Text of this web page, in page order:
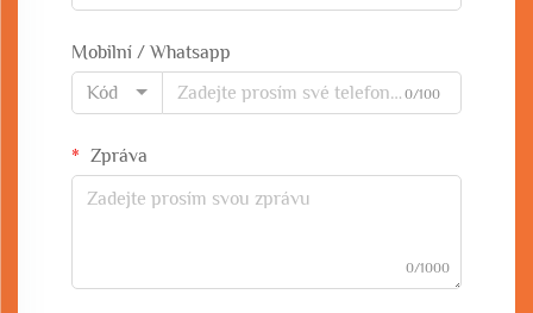
Mobilní / Whatsapp
Kód
0/100
Zpráva
0/1000